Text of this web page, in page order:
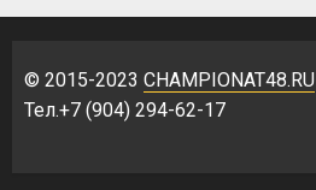
© 2015-2023 CHAMPIONAT48.RU
Тел.+7 (904) 294-62-17